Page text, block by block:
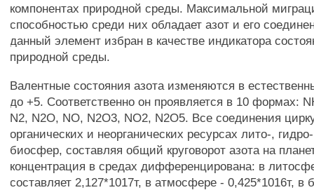
компонентах природной среды. Максимальной
способностью среди них обладает азот и его
данный элемент избран в качестве индикатора
природной среды.
Валентные состояния азота изменяются в
до +5. Соответственно он проявляется в 10 формах:
N2, N2O, NO, N2O3, NO2, N2O5. Все соединения
органических и неорганических ресурсах лито-,
биосфер, составляя общий круговорот азота на
концентрация в средах дифференцирована: в
составляет 2,127*1017т, в атмосфере - 0,425*1016т, в